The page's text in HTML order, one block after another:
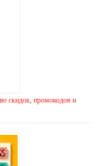
скидок, промокодов и